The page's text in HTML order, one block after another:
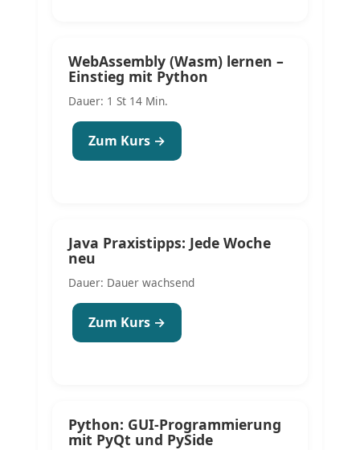
WebAssembly (Wasm) lernen –
Einstieg mit Python
Dauer: 1 St 14 Min.
Zum Kurs →
Java Praxistipps: Jede Woche
neu
Dauer: Dauer wachsend
Zum Kurs →
Python: GUI-Programmierung
mit PyQt und PySide